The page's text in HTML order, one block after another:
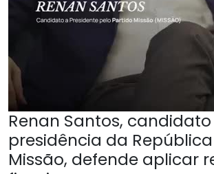
Renan Santos,
presidência da
Missão, defende aplicar